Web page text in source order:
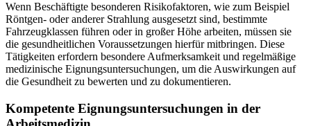
Wenn Beschäftigte besonderen Risikofaktoren, wie zum Beispiel
Röntgen- oder anderer Strahlung ausgesetzt sind, bestimmte
Fahrzeugklassen führen oder in großer Höhe arbeiten, müssen sie
die gesundheitlichen Voraussetzungen hierfür mitbringen. Diese
Tätigkeiten erfordern besondere Aufmerksamkeit und regelmäßige
medizinische Eignungsuntersuchungen, um die Auswirkungen auf
die Gesundheit zu bewerten und zu dokumentieren.
Kompetente Eignungsuntersuchungen in der